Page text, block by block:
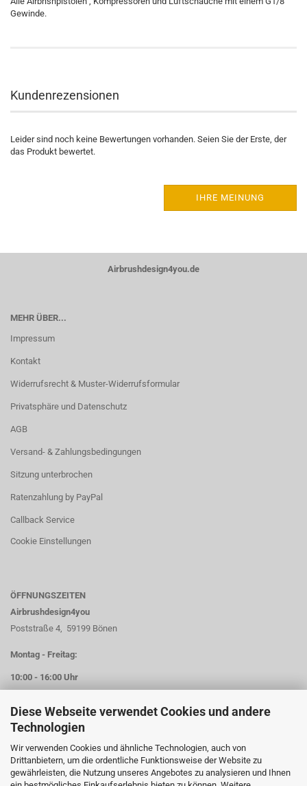
Diese Webseite verwendet Cookies und andere
Technologien
Wir verwenden Cookies und ähnliche Technologien, auch von
Drittanbietern, um die ordentliche Funktionsweise der Website zu
gewährleisten, die Nutzung unseres Angebotes zu analysieren und Ihnen
Gewinde.
Kundenrezensionen
Leider sind noch keine Bewertungen vorhanden. Seien Sie der Erste, der
das Produkt bewertet.
IHRE MEINUNG
Airbrushdesign4you.de
MEHR ÜBER...
Impressum
Kontakt
Widerrufsrecht & Muster-Widerrufsformular
Privatsphäre und Datenschutz
AGB
Versand- & Zahlungsbedingungen
Sitzung unterbrochen
Ratenzahlung by PayPal
Callback Service
Cookie Einstellungen
ÖFFNUNGSZEITEN
Airbrushdesign4you
Poststraße 4, 59199 Bönen
Montag - Freitag:
10:00 - 16:00 Uhr
Samstag:
von 10:00 - 13:00 Uhr